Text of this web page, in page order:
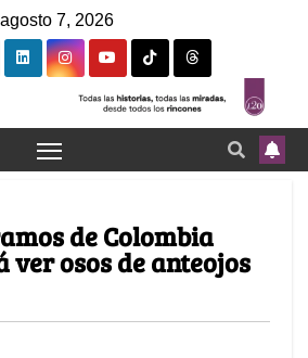
agosto 7, 2026
de Colombia
ver osos de anteojos